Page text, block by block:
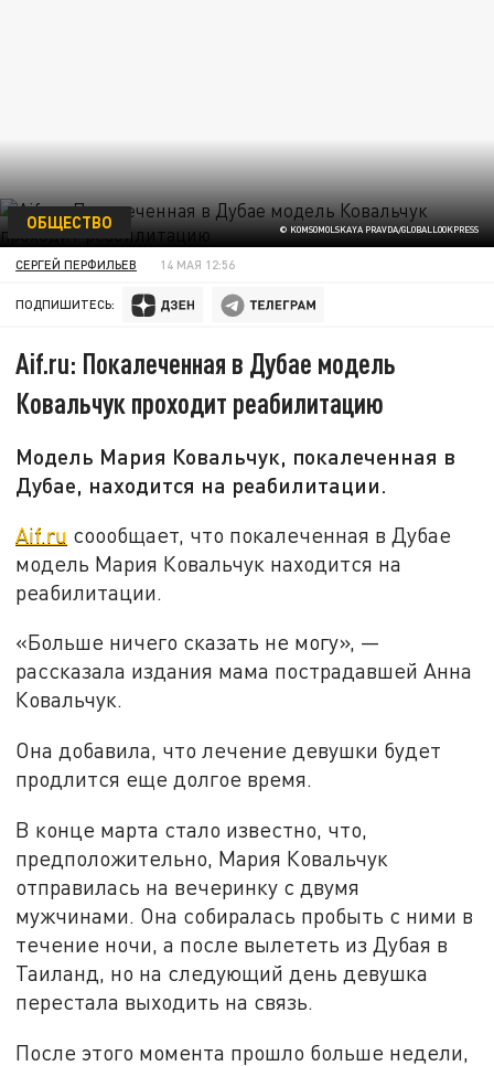
© KOMSOMOLSKAYA PRAVDA/GLOBALLOOKPRESS
ОБЩЕСТВО
СЕРГЕЙ ПЕРФИЛЬЕВ 14 МАЯ 12:56
ПОДПИШИТЕСЬ:
Aif.ru: Покалеченная в Дубае модель
Ковальчук проходит реабилитацию
Модель Мария Ковальчук, покалеченная в
Дубае, находится на реабилитации.
Aif.ru соообщает, что покалеченная в Дубае
модель Мария Ковальчук находится на
реабилитации.
«Больше ничего сказать не могу», —
рассказала издания мама пострадавшей Анна
Ковальчук.
Она добавила, что лечение девушки будет
продлится еще долгое время.
В конце марта стало известно, что,
предположительно, Мария Ковальчук
отправилась на вечеринку с двумя
мужчинами. Она собиралась пробыть с ними в
течение ночи, а после вылететь из Дубая в
Таиланд, но на следующий день девушка
перестала выходить на связь.
После этого момента прошло больше недели,